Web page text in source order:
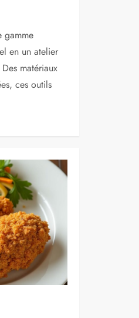
gamme
en un atelier
matériaux
ces outils